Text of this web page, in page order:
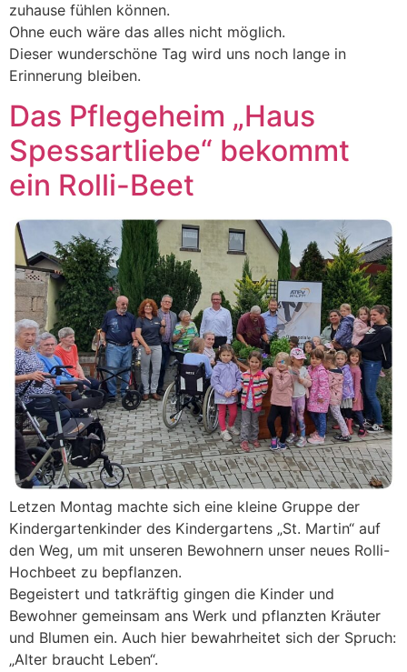
zuhause fühlen können.
Ohne euch wäre das alles nicht möglich.
Dieser wunderschöne Tag wird uns noch lange in
Erinnerung bleiben.
Das Pflegeheim „Haus
Spessartliebe“ bekommt
ein Rolli-Beet
Letzen Montag machte sich eine kleine Gruppe der
Kindergartenkinder des Kindergartens „St. Martin“ auf
den Weg, um mit unseren Bewohnern unser neues Rolli-
Hochbeet zu bepflanzen.
Begeistert und tatkräftig gingen die Kinder und
Bewohner gemeinsam ans Werk und pflanzten Kräuter
und Blumen ein. Auch hier bewahrheitet sich der Spruch:
„Alter braucht Leben“.